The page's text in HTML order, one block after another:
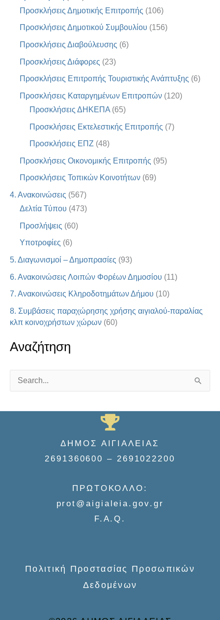
Προσκλήσεις Δημοτικής Επιτροπής (106)
Προσκλήσεις Δημοτικού Συμβουλίου (156)
Προσκλήσεις Διαβούλευσης (6)
Προσκλήσεις Διάφορες (23)
Προσκλήσεις Επιτροπής Τουριστικής Ανάπτυξης (6)
Προσκλήσεις Καταργημένων Επιτροπών (120)
Προσκλήσεις ΔΗΚΕΠΑ (65)
Προσκλήσεις Εκτελεστικής Επιτροπής (7)
Προσκλήσεις ΕΠΖ (48)
Προσκλήσεις Οικονομικής Επιτροπής (95)
Προσκλήσεις Τοπικών Κοινοτήτων (69)
4. Ανακοινώσεις (567)
Δελτία Τύπου (473)
Προσλήψεις (60)
Υποτροφίες (6)
5. Διαγωνισμοί – Δημοπρασίες (93)
6. Ανακοινώσεις Λοιπών Φορέων Δημοσίου (11)
7. Ανακοινώσεις Κληροδοτημάτων Δήμου (10)
8. Συμβάσεις παραχώρησης χρήσης αιγιαλού-παραλίας
κλπ κοινοχρήστων χώρων (60)
Αναζήτηση
a
ΔΗΜΟΣ ΑΙΓΙΑΛΕΙΑΣ
2691360600 – 2691022200
ΠΡΩΤΟΚΟΛΛΟ:
prot@aigialeia.gov.gr
F.A.Q.
Πολιτική Προστασίας Προσωπικών
Δεδομένων